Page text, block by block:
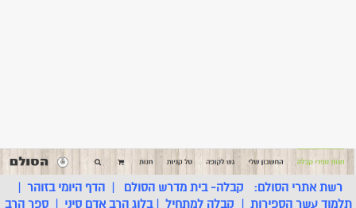
רשת אתרי הסולם: קבלה- בית מדרש הסולם |הדף היומי בזוהר |
תלמוד עשר הספירות | קבלה למתחיל |בלוג הרב אדם סיני |ספר הרב